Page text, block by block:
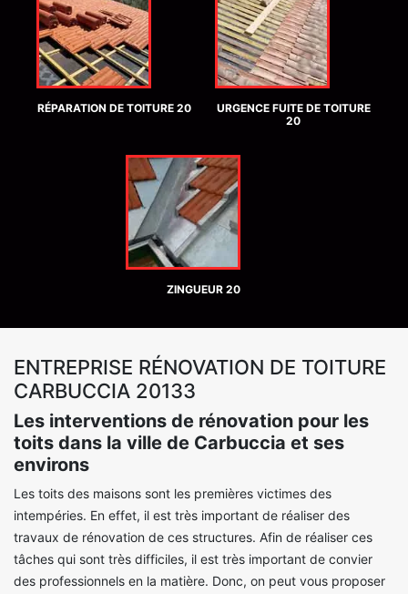
RÉPARATION DE TOITURE 20
URGENCE FUITE DE TOITURE
20
ZINGUEUR 20
ENTREPRISE RÉNOVATION DE TOITURE
CARBUCCIA 20133
Les interventions de rénovation pour les
toits dans la ville de Carbuccia et ses
environs
Les toits des maisons sont les premières victimes des
intempéries. En effet, il est très important de réaliser des
travaux de rénovation de ces structures. Afin de réaliser ces
tâches qui sont très difficiles, il est très important de convier
des professionnels en la matière. Donc, on peut vous proposer